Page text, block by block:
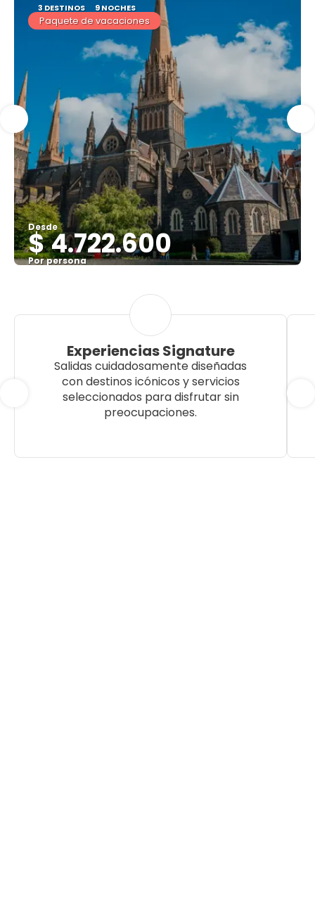
3 DESTINOS 9 NOCHES
Paquete de vacaciones
Desde
$ 4.722.600
Por persona
Experiencias Signature
Salidas cuidadosamente diseñadas
con destinos icónicos y servicios
seleccionados para disfrutar sin
preocupaciones.